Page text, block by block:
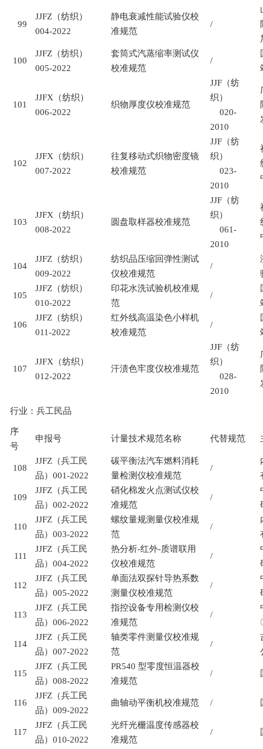
99
JJFZ （纺织）
004-2022
静电衰减性能试验仪校
准规范
/
100
JJFZ （纺织）
005-2022
套筒式汽蒸缩率测试仪
校准规范
/
101
JJFX （纺织）
006-2022
织物厚度仪校准规范
JJF （纺
织）
020-
2010
102
JJFX （纺织）
007-2022
往复移动式织物密度镜
校准规范
JJF （纺
织）
023-
2010
103
JJFX （纺织）
008-2022
圆盘取样器校准规范
JJF （纺
织）
061-
2010
104
JJFZ （纺织）
009-2022
纺织品压缩回弹性测试
仪校准规范
/
105
JJFZ （纺织）
010-2022
印花水洗试验机校准规
范
/
106
JJFZ （纺织）
011-2022
红外线高温染色小样机
校准规范
/
107
JJFX （纺织）
012-2022
汗渍色牢度仪校准规范
JJF （纺
织）
028-
2010
行业：兵工民品
序
号
申报号 计量技术规范名称 代替规范
108
JJFZ （兵工民
品） 001-2022
碳平衡法汽车燃料消耗
量检测仪校准规范
/
109
JJFZ （兵工民
品） 002-2022
硝化棉发火点测试仪校
准规范
/
110
JJFZ （兵工民
品） 003-2022
螺纹量规测量仪校准规
范
/
111
JJFZ （兵工民
品） 004-2022
热分析-红外-质谱联用
仪校准规范
/
112
JJFZ （兵工民
品） 005-2022
单面法双探针导热系数
测量仪校准规范
/
113
JJFZ （兵工民
品） 006-2022
指控设备专用检测仪校
准规范
/
114
JJFZ （兵工民
品） 007-2022
轴类零件测量仪校准规
范
/
115
JJFZ （兵工民
品） 008-2022
PR540 型零度恒温器校
准规范
/
116
JJFZ （兵工民
品） 009-2022
曲轴动平衡机校准规范 /
117
JJFZ （兵工民
品） 010-2022
光纤光栅温度传感器校
准规范
/